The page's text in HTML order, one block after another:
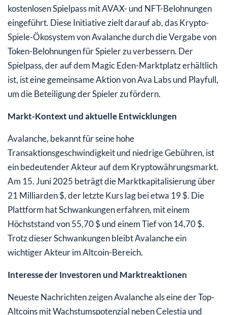
kostenlosen Spielpass mit AVAX- und NFT-Belohnungen
eingeführt. Diese Initiative zielt darauf ab, das Krypto-
Spiele-Ökosystem von Avalanche durch die Vergabe von
Token-Belohnungen für Spieler zu verbessern. Der
Spielpass, der auf dem Magic Eden-Marktplatz erhältlich
ist, ist eine gemeinsame Aktion von Ava Labs und Playfull,
um die Beteiligung der Spieler zu fördern.
Markt-Kontext und aktuelle Entwicklungen
Avalanche, bekannt für seine hohe
Transaktionsgeschwindigkeit und niedrige Gebühren, ist
ein bedeutender Akteur auf dem Kryptowährungsmarkt.
Am 15. Juni 2025 beträgt die Marktkapitalisierung über
21 Milliarden $, der letzte Kurs lag bei etwa 19 $. Die
Plattform hat Schwankungen erfahren, mit einem
Höchststand von 55,70 $ und einem Tief von 14,70 $.
Trotz dieser Schwankungen bleibt Avalanche ein
wichtiger Akteur im Altcoin-Bereich.
Interesse der Investoren und Marktreaktionen
Neueste Nachrichten zeigen Avalanche als eine der Top-
Altcoins mit Wachstumspotenzial neben Celestia und